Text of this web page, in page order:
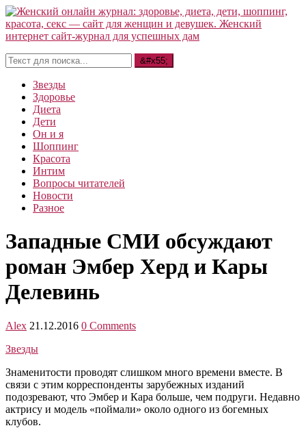
Звезды
Здоровье
Диета
Дети
Он и я
Шоппинг
Красота
Интим
Вопросы читателей
Новости
Разное
Западные СМИ обсуждают
роман Эмбер Херд и Кары
Делевинь
Alex 21.12.2016 0 Comments
Звезды
Знаменитости проводят слишком много времени вместе. В
связи с этим корреспонденты зарубежных изданий
подозревают, что Эмбер и Кара больше, чем подруги. Недавно
актрису и модель «поймали» около одного из богемных
клубов.